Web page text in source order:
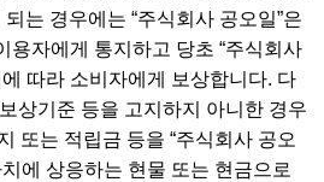
는 경우에는 “주식회사 공오일”은
용자에게 통지하고 당초 “주식회사
따라 소비자에게 보상합니다. 다
상기준 등을 고지하지 아니한 경우
또는 적립금 등을 “주식회사 공오
에 상응하는 현물 또는 현금으로